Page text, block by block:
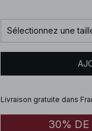
Sélectionnez une
Livraison gratuite dans
30% DE